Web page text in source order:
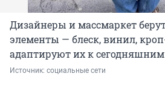
Дизайнеры и массмаркет
элементы — блеск, винил,
адаптируют их к
Источник: социальные сети